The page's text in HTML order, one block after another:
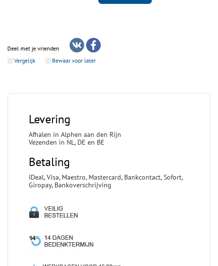
Deel met je vrienden
Vergelijk
Bewaar voor later
Levering
Afhalen in Alphen aan den Rijn
Vezenden in NL, DE en BE
Betaling
IDeal, Visa, Maestro, Mastercard, Bankcontact, Sofort,
Giropay, Bankoverschrijving